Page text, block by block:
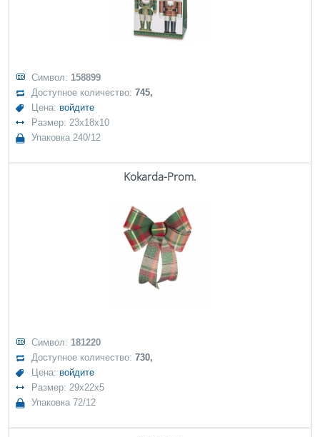
Символ: 158899
Доступное количество:745,
Цена: войдите
Размер: 23x18x10
Упаковка 240/12
Kokarda-Prom.
Символ: 181220
Доступное количество:730,
Цена: войдите
Размер: 29x22x5
Упаковка 72/12